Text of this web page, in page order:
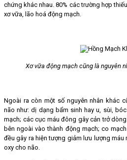
chứng khác nhau. 80% các trường hợp
xơ vữa, lão hoá động mạch.
Xơ vữa động mạch cũng là nguyên
Ngoài ra còn một số nguyên nhân khác
não như: dị dạng bẩm sinh hay u, sùi,
mạch; các cục máu đông gây cản trở
bên ngoài vào thành động mạch; co
đều gây ra hiện tượng giảm lưu lượng
oxy cho não.